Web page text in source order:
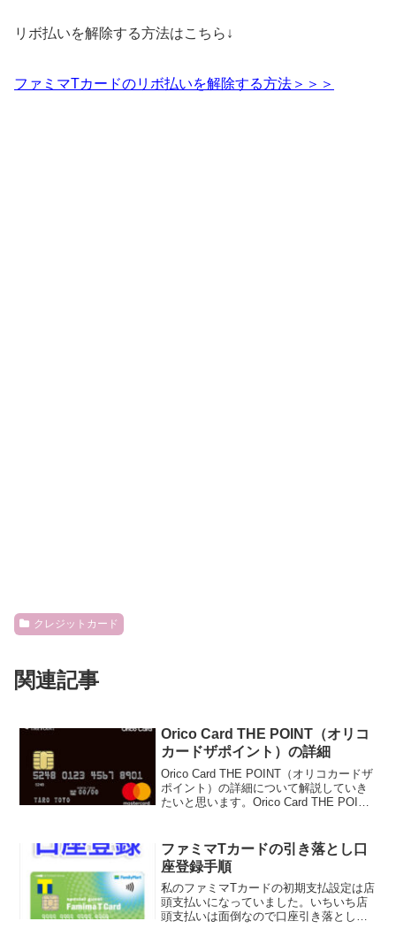
リボ払いを解除する方法はこちら↓
ファミマTカードのリボ払いを解除する方法＞＞＞
クレジットカード
関連記事
Orico Card THE POINT（オリコ
カードザポイント）の詳細
Orico Card THE POINT（オリコカードザ
ポイント）の詳細について解説していき
たいと思います。Orico Card THE POINT
す。入会後6ヵ月...
ファミマTカードの引き落とし口
座登録手順
私のファミマTカードの初期支払設定は店
頭支払いになっていました。いちいち店
頭支払いは面倒なので口座引き落としに